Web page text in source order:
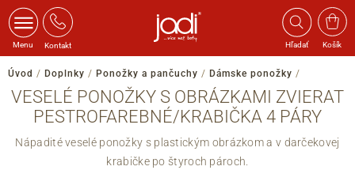
Menu Kontakt Hľadať Košík
Úvod / Doplnky / Ponožky a pančuchy / Dámske ponožky /
VESELÉ PONOŽKY S OBRÁZKAMI ZVIERAT
PESTROFAREBNÉ/KRABIČKA 4 PÁRY
Nápadité veselé ponožky s plastickým obrázkom a v darčekovej
krabičke po štyroch pároch.